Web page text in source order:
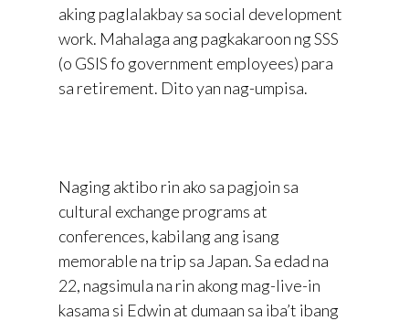
aking paglalakbay sa social development
work. Mahalaga ang pagkakaroon ng SSS
(o GSIS fo government employees) para
sa retirement. Dito yan nag-umpisa.
Naging aktibo rin ako sa pagjoin sa
cultural exchange programs at
conferences, kabilang ang isang
memorable na trip sa Japan. Sa edad na
22, nagsimula na rin akong mag-live-in
kasama si Edwin at dumaan sa iba’t ibang